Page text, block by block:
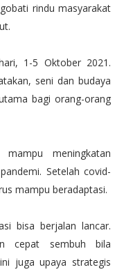
rindu masyarakat
1-5 Oktober 2021.
seni dan budaya
bagi orang-orang
meningkatan
Setelah covid-
mampu beradaptasi.
bisa berjalan lancar.
cepat sembuh bila
juga upaya strategis